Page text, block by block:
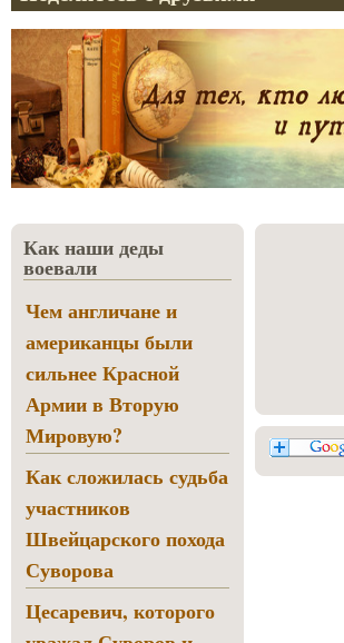
Как наши деды
воевали
Чем англичане и
американцы были
сильнее Красной
Армии в Вторую
Мировую?
Как сложилась судьба
участников
Швейцарского похода
Суворова
Цесаревич, которого